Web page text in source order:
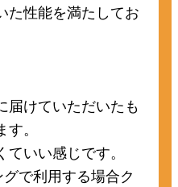
た性能を満たしてお
届けていただいたも
。
いい感じです。
で利用する場合ク